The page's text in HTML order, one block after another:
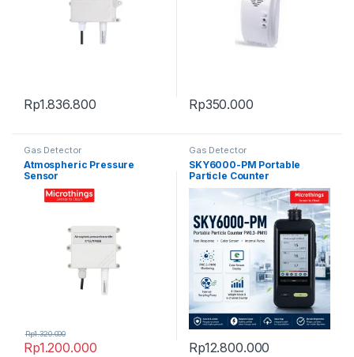
Rp1.836.800 Rp350.000
Gas Detector
Atmospheric Pressure
Sensor
Rp1.200.000
Rp1.320.000
Gas Detector
SKY6000-PM Portable
Particle Counter
Rp12.800.000